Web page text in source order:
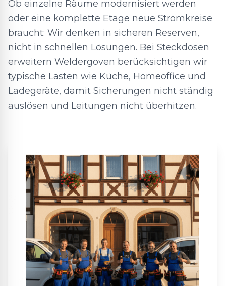
Ob einzelne Räume modernisiert werden
oder eine komplette Etage neue Stromkreise
braucht: Wir denken in sicheren Reserven,
nicht in schnellen Lösungen. Bei Steckdosen
erweitern Weldergoven berücksichtigen wir
typische Lasten wie Küche, Homeoffice und
Ladegeräte, damit Sicherungen nicht ständig
auslösen und Leitungen nicht überhitzen.